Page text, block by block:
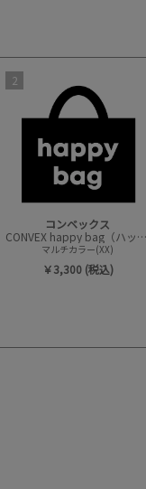
2
コンベックス
CONVEX happy bag（ハッピーバック）
マルチカラー(XX)
￥3,300 (税込)